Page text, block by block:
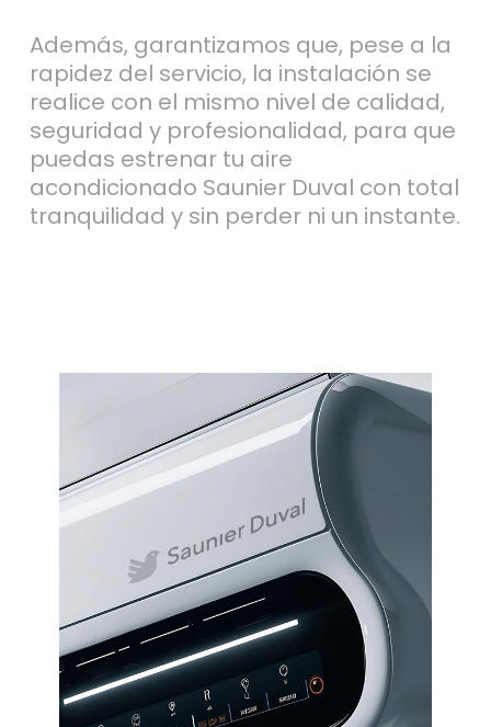
Además, garantizamos que, pese a la
rapidez del servicio, la instalación se
realice con el mismo nivel de calidad,
seguridad y profesionalidad, para que
puedas estrenar tu aire
acondicionado Saunier Duval con total
tranquilidad y sin perder ni un instante.